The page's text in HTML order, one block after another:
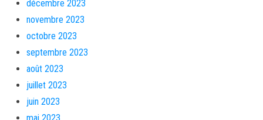
décembre 2023
novembre 2023
octobre 2023
septembre 2023
août 2023
juillet 2023
juin 2023